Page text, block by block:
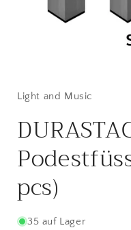
Modal
öffnen
Light and Music
pcs)
35 auf Lager